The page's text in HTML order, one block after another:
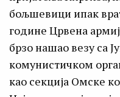
бољшевици ипак
године Црвена
брзо нашао везу са
комунистичком
као секција Омске